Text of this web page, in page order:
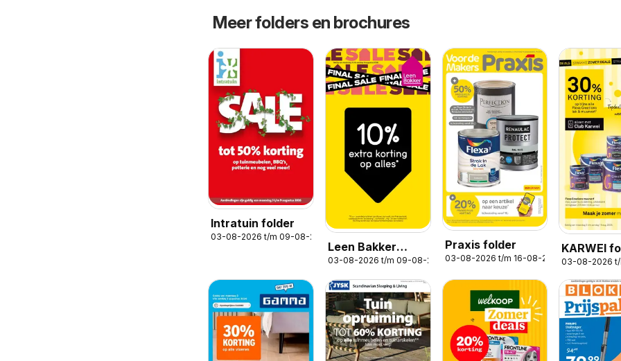
Meer folders en brochures
Intratuin folder
03-08-2026 t/m 09-08-2026
Leen Bakker
folder
03-08-2026 t/m 09-08-2026
Praxis folder
03-08-2026 t/m 16-08-2026
KARWEI
03-08-2026